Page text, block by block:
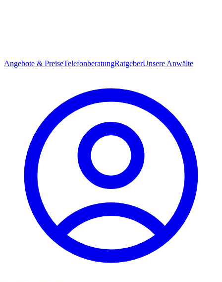
Angebote & PreiseTelefonberatungRatgeberUnsere Anwälte